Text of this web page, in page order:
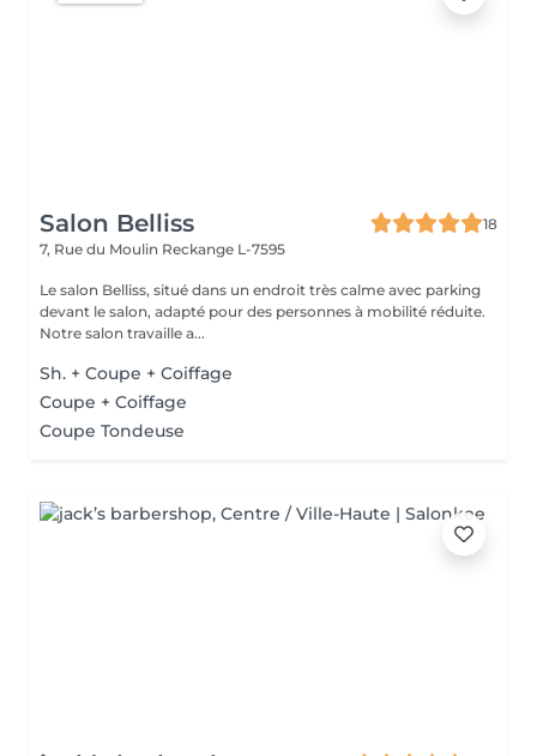
Salon Belliss
18
7, Rue du Moulin Reckange L-7595
Le salon Belliss, situé dans un endroit très calme avec parking
devant le salon, adapté pour des personnes à mobilité réduite.
Notre salon travaille a...
Sh. + Coupe + Coiffage
Coupe + Coiffage
Coupe Tondeuse